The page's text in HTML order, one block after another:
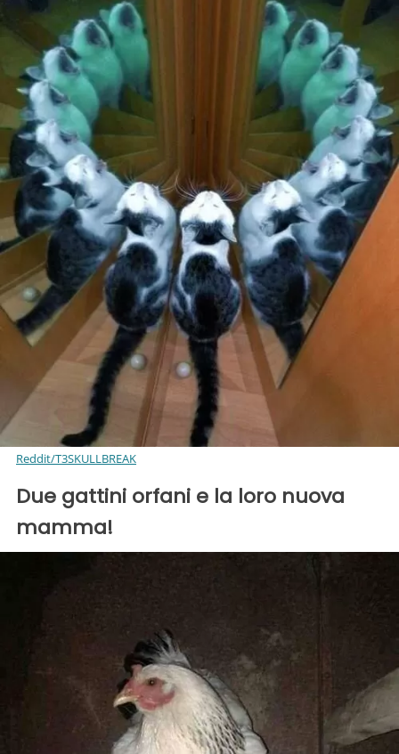
Reddit/T3SKULLBREAK
Due gattini orfani e la loro nuova
mamma!